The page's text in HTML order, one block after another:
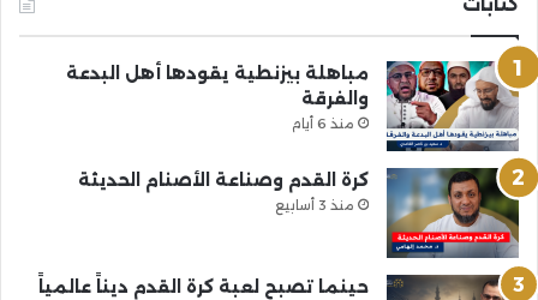
مباهلة بيزنطية يقودها أهل البدعة
والفرقة
منذ 6 أيام
كرة القدم وصناعة الأصنام الحديثة
منذ 3 أسابيع
حينما تصبح لعبة كرة القدم ديناً عالمياً